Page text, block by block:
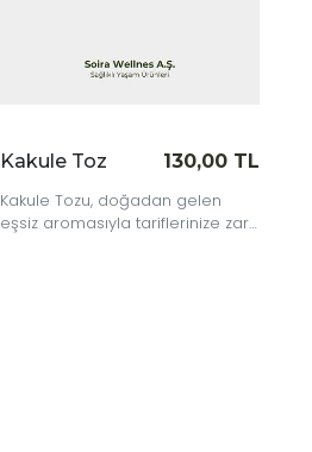
Kakule Toz
130,00 TL
Kakule Tozu, doğadan gelen
eşsiz aromasıyla tariflerinize zarif